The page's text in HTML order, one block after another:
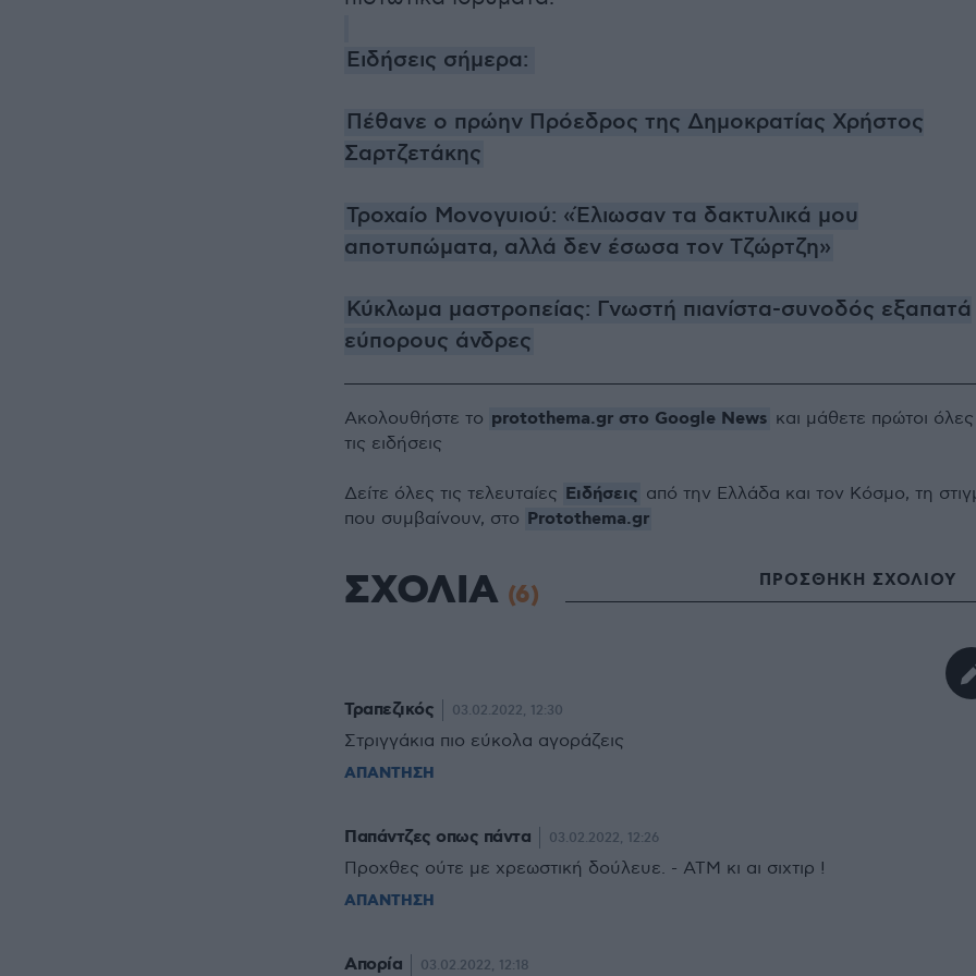
Ειδήσεις σήμερα:
Πέθανε ο πρώην Πρόεδρος της Δημοκρατίας Χρήστος
Σαρτζετάκης
Τροχαίο Μονογυιού: «Έλιωσαν τα δακτυλικά μου
αποτυπώματα, αλλά δεν έσωσα τον Τζώρτζη»
Κύκλωμα μαστροπείας: Γνωστή πιανίστα-συνοδός εξαπατά
εύπορους άνδρες
Ακολουθήστε το protothema.gr στο Google News και μάθετε πρώτοι όλες
τις ειδήσεις
Δείτε όλες τις τελευταίες Ειδήσεις από την Ελλάδα και τον Κόσμο, τη
που συμβαίνουν, στο Protothema.gr
ΣΧΟΛΙΑ (6) ΠΡΟΣΘΗΚΗ ΣΧΟΛΙΟΥ
Τραπεζικός 03.02.2022, 12:30
Στριγγάκια πιο εύκολα αγοράζεις
ΑΠΑΝΤΗΣΗ
Παπάντζες οπως πάντα 03.02.2022, 12:26
Προχθες ούτε με χρεωστική δούλευε. - ΑΤΜ κι αι σιχτιρ !
ΑΠΑΝΤΗΣΗ
Απορία 03.02.2022, 12:18